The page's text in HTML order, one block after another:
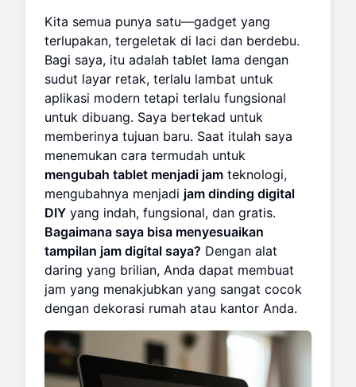
Kita semua punya satu—gadget yang
terlupakan, tergeletak di laci dan berdebu.
Bagi saya, itu adalah tablet lama dengan
sudut layar retak, terlalu lambat untuk
aplikasi modern tetapi terlalu fungsional
untuk dibuang. Saya bertekad untuk
memberinya tujuan baru. Saat itulah saya
menemukan cara termudah untuk
mengubah tablet menjadi jam teknologi,
mengubahnya menjadi jam dinding digital
DIY yang indah, fungsional, dan gratis.
Bagaimana saya bisa menyesuaikan
tampilan jam digital saya? Dengan alat
daring yang brilian, Anda dapat membuat
jam yang menakjubkan yang sangat cocok
dengan dekorasi rumah atau kantor Anda.